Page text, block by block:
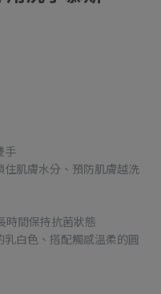
手
住肌膚水分、預防肌膚越洗
時間保持抗菌狀態
乳白色、搭配觸感溫柔的圓